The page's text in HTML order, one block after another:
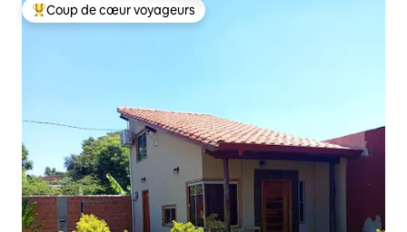
Coups de cœur voyageurs les plus appréciés
Coup de cœur voyageurs